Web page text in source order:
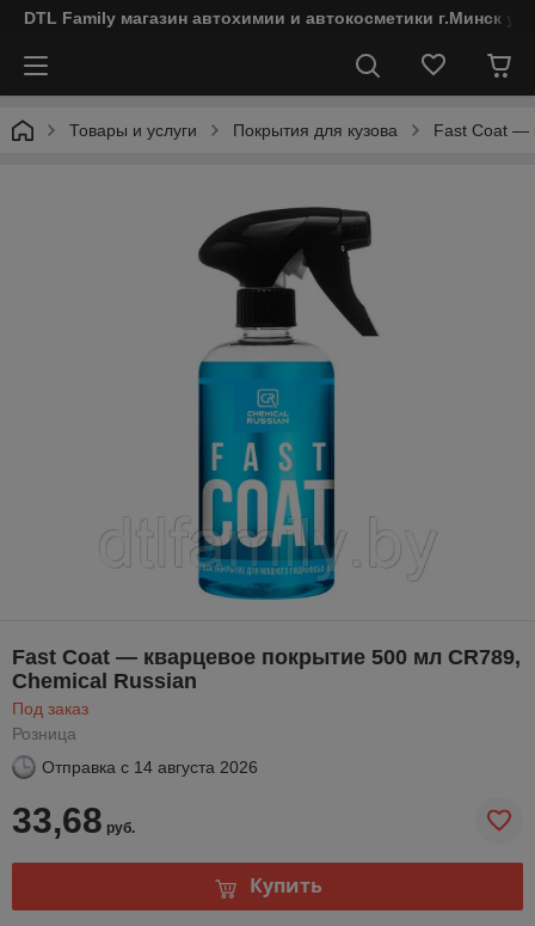
DTL Family магазин автохимии и автокосметики г.Минск
Товары и услуги Покрытия для кузова Fast Coat —
Fast Coat — кварцевое покрытие 500 мл CR789,
Chemical Russian
Под заказ
Розница
Отправка с 14 августа 2026
33,68 руб.
Купить